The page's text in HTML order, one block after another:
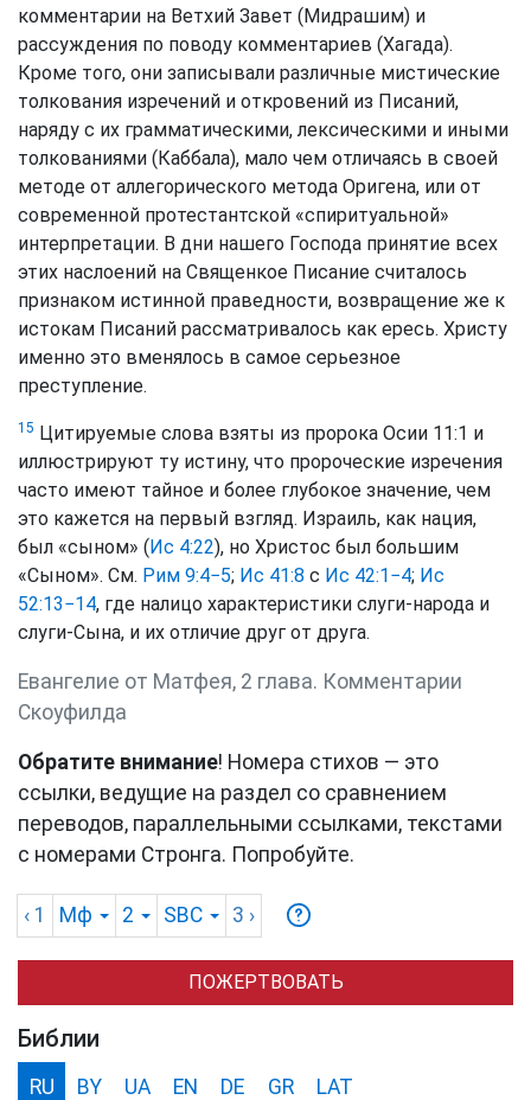
комментарии на Ветхий Завет (Мидрашим) и
рассуждения по поводу комментариев (Хагада).
Кроме того, они записывали различные мистические
толкования изречений и откровений из Писаний,
наряду с их грамматическими, лексическими и иными
толкованиями (Каббала), мало чем отличаясь в своей
методе от аллегорического метода Оригена, или от
современной протестантской «спиритуальной»
интерпретации. В дни нашего Господа принятие всех
этих наслоений на Священкое Писание считалось
признаком истинной праведности, возвращение же к
истокам Писаний рассматривалось как ересь. Христу
именно это вменялось в самое серьезное
преступление.
15 Цитируемые слова взяты из пророка Осии 11:1 и
иллюстрируют ту истину, что пророческие изречения
часто имеют тайное и более глубокое значение, чем
это кажется на первый взгляд. Израиль, как нация,
был «сыном» (Ис 4:22), но Христос был большим
«Сыном». См. Рим 9:4−5; Ис 41:8 с Ис 42:1−4; Ис
52:13−14, где налицо характеристики слуги-народа и
слуги-Сына, и их отличие друг от друга.
Евангелие от Матфея, 2 глава. Комментарии
Скоуфилда
Обратите внимание! Номера стихов — это
ссылки, ведущие на раздел со сравнением
переводов, параллельными ссылками, текстами
с номерами Стронга. Попробуйте.
‹ 1 Мф 2 SBC 3 ›
ПОЖЕРТВОВАТЬ
Библии
RU BY UA EN DE GR LAT